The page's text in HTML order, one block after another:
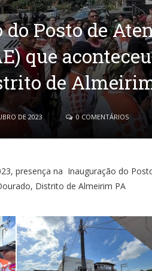
do Posto de
que
de
DE 2023 0 COMENTÁRIOS
presença na Inauguração do
Distrito de Almeirim PA